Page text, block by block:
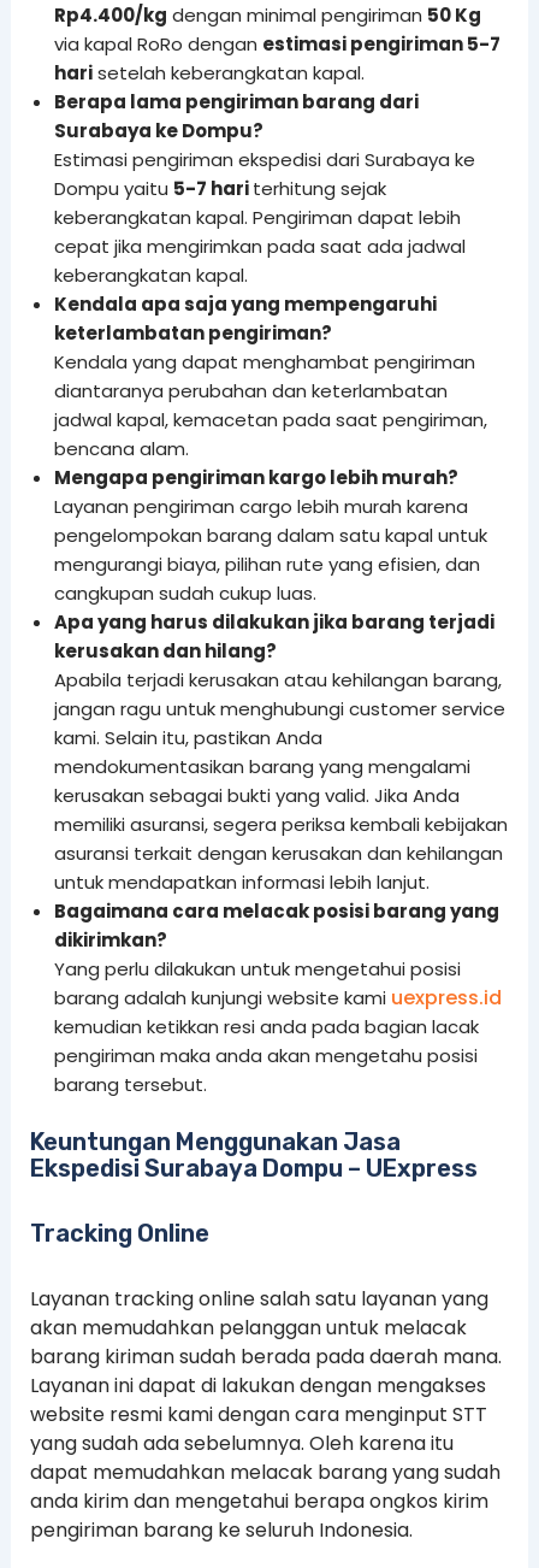
Rp4.400/kg dengan minimal pengiriman 50 Kg
via kapal RoRo dengan estimasi pengiriman 5-7
harisetelah keberangkatan kapal.
Berapa lama pengiriman barang dari
Surabaya ke Dompu?
Estimasi pengiriman ekspedisi dari Surabaya ke
Dompu yaitu 5-7 hariterhitung sejak
keberangkatan kapal. Pengiriman dapat lebih
cepat jika mengirimkan pada saat ada jadwal
keberangkatan kapal.
Kendala apa saja yang mempengaruhi
keterlambatan pengiriman?
Kendala yang dapat menghambat pengiriman
diantaranya perubahan dan keterlambatan
jadwal kapal, kemacetan pada saat pengiriman,
bencana alam.
Mengapa pengiriman kargo lebih murah?
Layanan pengiriman cargo lebih murah karena
pengelompokan barang dalam satu kapal untuk
mengurangi biaya, pilihan rute yang efisien, dan
cangkupan sudah cukup luas.
Apa yang harus dilakukan jika barang terjadi
kerusakan dan hilang?
Apabila terjadi kerusakan atau kehilangan barang,
jangan ragu untuk menghubungi customer service
kami. Selain itu, pastikan Anda
mendokumentasikan barang yang mengalami
kerusakan sebagai bukti yang valid. Jika Anda
memiliki asuransi, segera periksa kembali kebijakan
asuransi terkait dengan kerusakan dan kehilangan
untuk mendapatkan informasi lebih lanjut.
Bagaimana cara melacak posisi barang yang
dikirimkan?
Yang perlu dilakukan untuk mengetahui posisi
barang adalah kunjungi website kami uexpress.id
kemudian ketikkan resi anda pada bagian lacak
pengiriman maka anda akan mengetahu posisi
barang tersebut.
Keuntungan Menggunakan Jasa
Ekspedisi Surabaya Dompu – UExpress
Tracking Online
Layanan tracking online salah satu layanan yang
akan memudahkan pelanggan untuk melacak
barang kiriman sudah berada pada daerah mana.
Layanan ini dapat di lakukan dengan mengakses
website resmi kami dengan cara menginput STT
yang sudah ada sebelumnya. Oleh karena itu
dapat memudahkan melacak barang yang sudah
anda kirim dan mengetahui berapa ongkos kirim
pengiriman barang ke seluruh Indonesia.